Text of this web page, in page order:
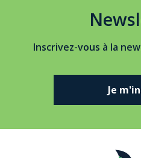
Inscrivez-vous à la
Je